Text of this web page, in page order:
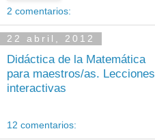
2 comentarios:
22 abril, 2012
Didáctica de la Matemática
para maestros/as. Lecciones
interactivas
12 comentarios: